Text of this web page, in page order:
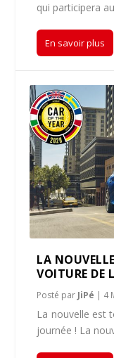
qui participera
En savoir plus
LA
VOITURE DE
Posté par JiPé | 4
La nouvelle est
journée ! La